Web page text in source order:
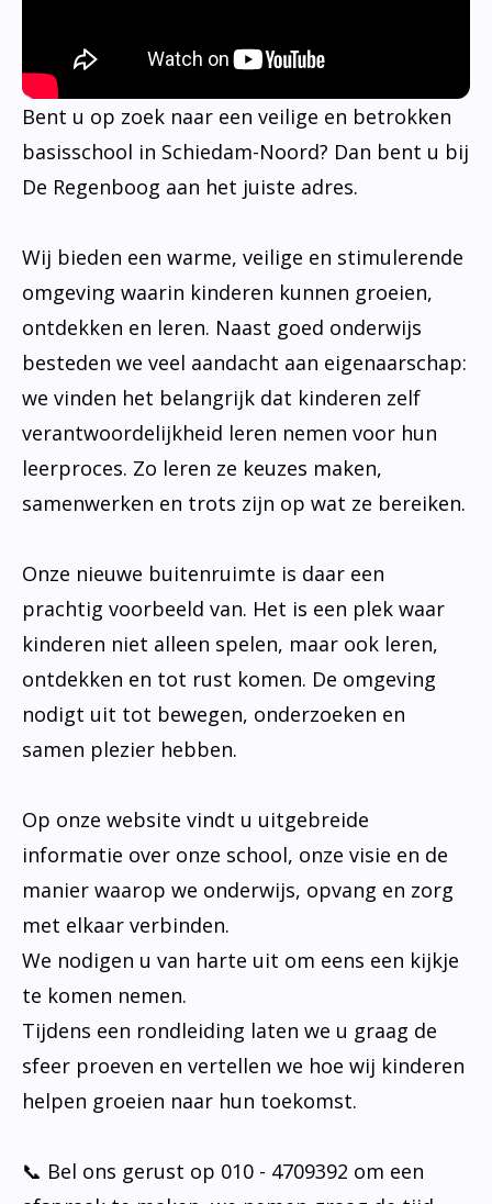
Bent u op zoek naar een veilige en betrokken
basisschool in Schiedam-Noord? Dan bent u bij
De Regenboog aan het juiste adres.
Wij bieden een warme, veilige en stimulerende
omgeving waarin kinderen kunnen groeien,
ontdekken en leren. Naast goed onderwijs
besteden we veel aandacht aan eigenaarschap:
we vinden het belangrijk dat kinderen zelf
verantwoordelijkheid leren nemen voor hun
leerproces. Zo leren ze keuzes maken,
samenwerken en trots zijn op wat ze bereiken.
Onze nieuwe buitenruimte is daar een
prachtig voorbeeld van. Het is een plek waar
kinderen niet alleen spelen, maar ook leren,
ontdekken en tot rust komen. De omgeving
nodigt uit tot bewegen, onderzoeken en
samen plezier hebben.
Op onze website vindt u uitgebreide
informatie over onze school, onze visie en de
manier waarop we onderwijs, opvang en zorg
met elkaar verbinden.
We nodigen u van harte uit om eens een kijkje
te komen nemen.
Tijdens een rondleiding laten we u graag de
sfeer proeven en vertellen we hoe wij kinderen
helpen groeien naar hun toekomst.
📞 Bel ons gerust op 010 - 4709392 om een